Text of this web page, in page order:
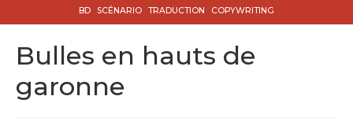
BD SCÉNARIO TRADUCTION COPYWRITING
bulles en hauts de
garonne